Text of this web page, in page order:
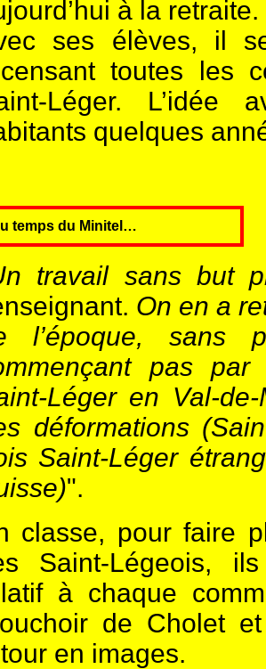
à la retraite.
ses élèves, il
toutes les
Léger.
quelques
temps du Minitel…
travail sans but
On en a
l’époque, sans
pas par
Léger en Val-
déformations
Saint-Léger
".
classe, pour faire
Saint-Légeois,
à chaque
de Cholet
en images.